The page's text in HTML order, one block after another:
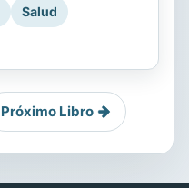
Salud
Próximo Libro